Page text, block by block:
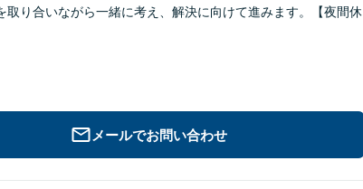
り合いながら一緒に考え、解決に向けて進みます。【夜間休
メールでお問い合わせ